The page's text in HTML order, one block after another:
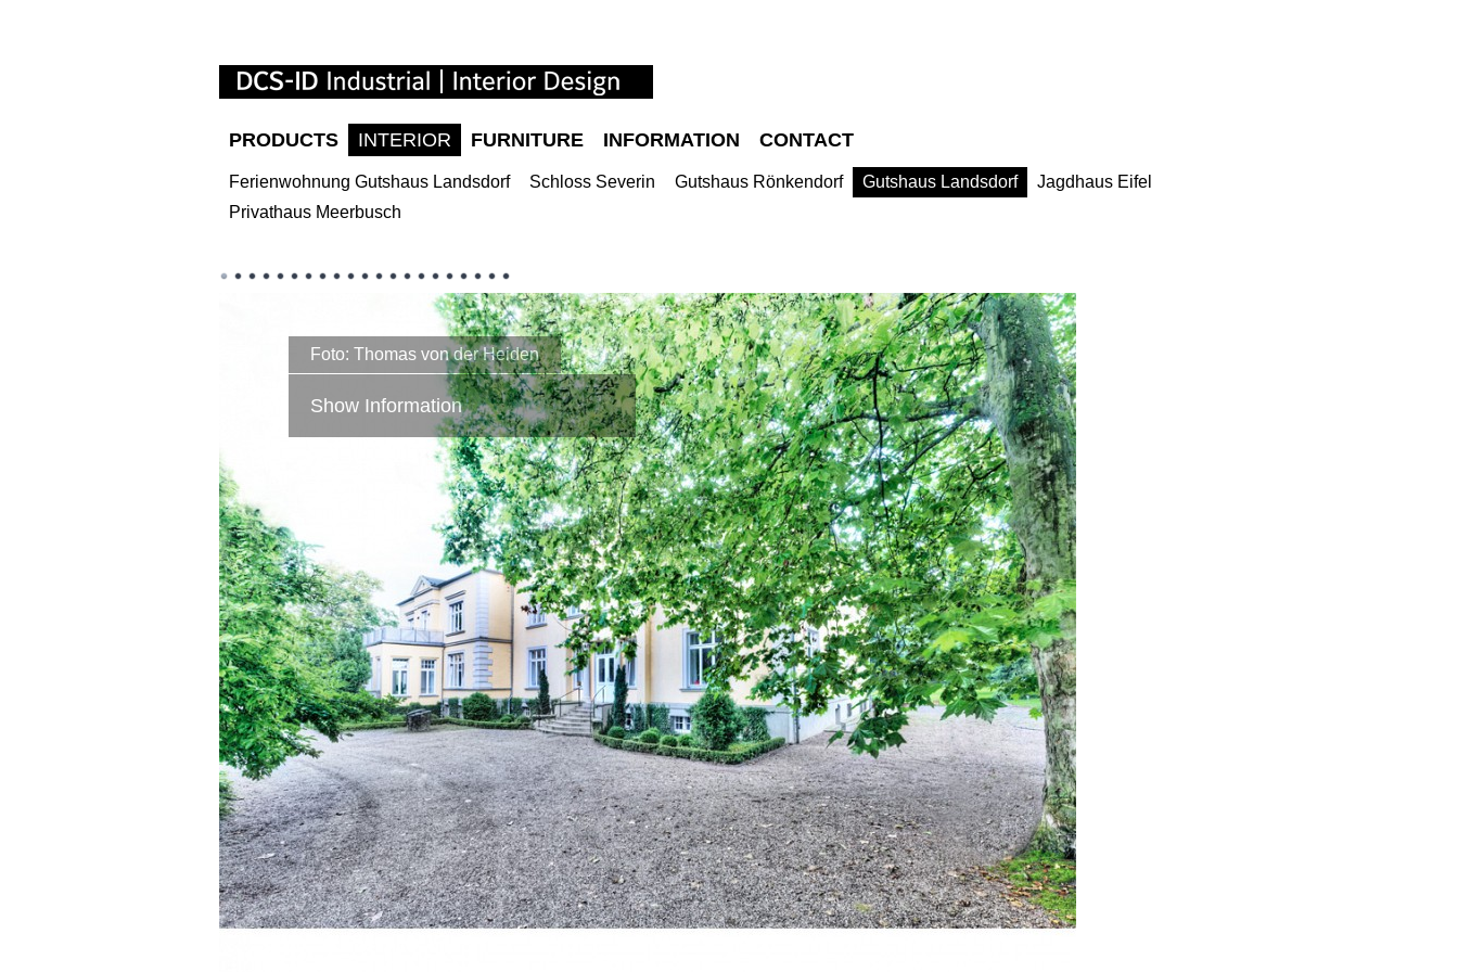
PRODUCTS INTERIOR FURNITURE INFORMATION CONTACT
Ferienwohnung Gutshaus Landsdorf Schloss Severin Gutshaus Rönkendorf Gutshaus Landsdorf
Jagdhaus Eifel
Privathaus Meerbusch
Foto: Thomas von der Heiden
Show Information